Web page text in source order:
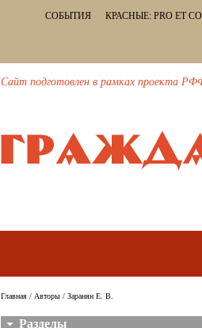
СОБЫТИЯ КРАСНЫЕ: PRO ET
Сайт подготовлен в рамках проекта
Главная / Авторы / Заранян Е. В.
Разделы